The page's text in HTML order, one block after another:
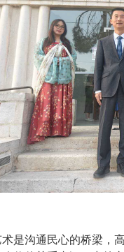
是沟通民心的桥梁，